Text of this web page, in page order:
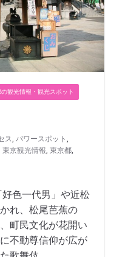
観光情報・観光スポット
ス, パワースポット ,
東京観光情報, 東京都,
色一代男」や近松
れ、松尾芭蕉の
町民文化が花開い
不動尊信仰が広が